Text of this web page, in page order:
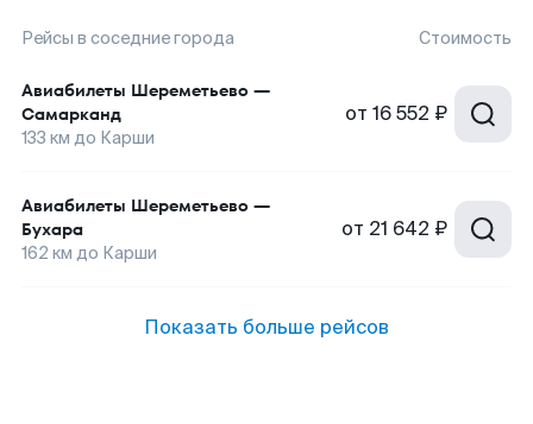
Рейсы в соседние города Стоимость
Авиабилеты Шереметьево —
Самарканд
133 км до Карши
от 16 552 ₽
Авиабилеты Шереметьево —
Бухара
162 км до Карши
от 21 642 ₽
Показать больше рейсов